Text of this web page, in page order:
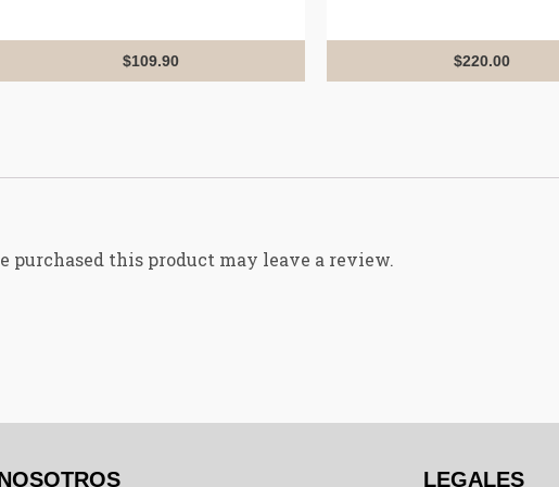
of
$109.90
of
$220.00
purchased this product may leave a review.
LEGALES